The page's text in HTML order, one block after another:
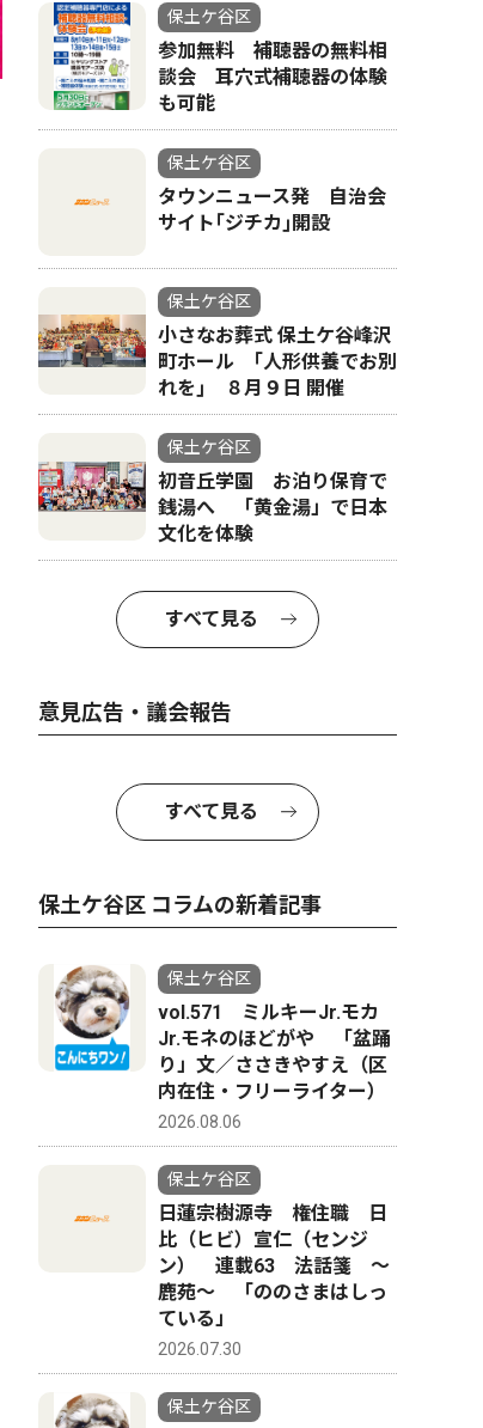
保土ケ谷区
参加無料 補聴器の無料相
談会 耳穴式補聴器の体験
も可能
保土ケ谷区
タウンニュース発 自治会
サイト｢ジチカ｣開設
保土ケ谷区
小さなお葬式 保土ケ谷峰沢
町ホール ｢人形供養でお別
れを｣ ８月９日 開催
保土ケ谷区
初音丘学園 お泊り保育で
銭湯へ 「黄金湯」で日本
文化を体験
すべて見る
意見広告・議会報告
すべて見る
保土ケ谷区 コラムの新着記事
保土ケ谷区
vol.571 ミルキーJr.モカ
Jr.モネのほどがや 「盆踊
り」文／ささきやすえ（区
内在住・フリーライター）
2026.08.06
保土ケ谷区
日蓮宗樹源寺 権住職 日
比（ヒビ）宣仁（センジ
ン） 連載63 法話箋 〜
鹿苑〜 「ののさまはしっ
ている」
2026.07.30
保土ケ谷区